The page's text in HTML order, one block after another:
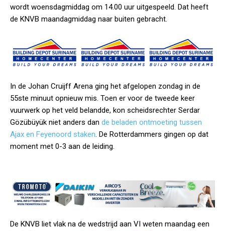
wordt woensdagmiddag om 14.00 uur uitgespeeld. Dat heeft
de KNVB maandagmiddag naar buiten gebracht.
In de Johan Cruijff Arena ging het afgelopen zondag in de
55ste minuut opnieuw mis. Toen er voor de tweede keer
vuurwerk op het veld belandde, kon scheidsrechter Serdar
Gözübüyük niet anders dan de beladen ontmoeting tussen
Ajax en Feyenoord staken. De Rotterdammers gingen op dat
moment met 0-3 aan de leiding.
De KNVB liet vlak na de wedstrijd aan VI weten maandag een